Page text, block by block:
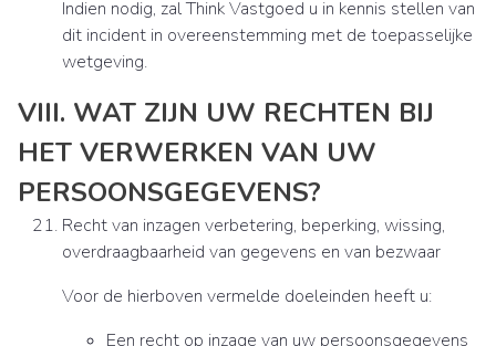
Indien nodig, zal Think Vastgoed u in kennis stellen van
dit incident in overeenstemming met de toepasselijke
wetgeving.
VIII. WAT ZIJN UW RECHTEN BIJ
HET VERWERKEN VAN UW
PERSOONSGEGEVENS?
Recht van inzagen verbetering, beperking, wissing,
overdraagbaarheid van gegevens en van bezwaar
Voor de hierboven vermelde doeleinden heeft u:
Een recht op inzage van uw persoonsgegevens